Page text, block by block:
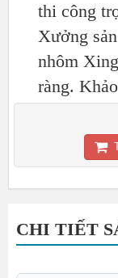
thi công
Xưởng
nhôm
ràng.
CHI TIẾT